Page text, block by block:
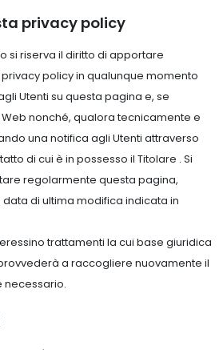
privacy policy
si riserva il diritto di apportare
policy in qualunque momento
Utenti su questa pagina e, se
nonché, qualora tecnicamente e
una notifica agli Utenti attraverso
di cui è in possesso il Titolare . Si
regolarmente questa pagina,
di ultima modifica indicata in
trattamenti la cui base giuridica
a raccogliere nuovamente il
necessario.